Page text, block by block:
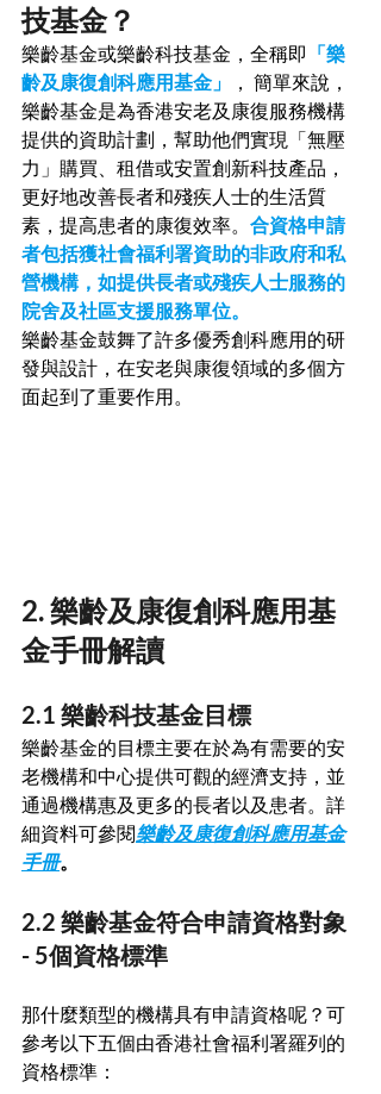
技基金？
樂齡基金或樂齡科技基金，全稱即 「樂
齡及康復創科應用基金」
， 簡單來說，
樂齡基金是為香港安老及康復服務機構
提供的資助計劃，幫助他們實現「無壓
力」購買、租借或安置創新科技產品，
更好地改善長者和殘疾人士的生活質
素，提高患者的康復效率。 合資格申請
者包括獲社會福利署資助的非政府和私
營機構，如提供長者或殘疾人士服務的
院舍及社區支援服務單位。
樂齡基金鼓舞了許多優秀創科應用的研
發與設計，在安老與康復領域的多個方
面起到了重要作用。
2. 樂齡及康復創科應用基
金手冊解讀
2.1 樂齡科技基金目標
樂齡基金的目標主要在於為有需要的安
老機構和中心提供可觀的經濟支持，並
通過機構惠及更多的長者以及患者。詳
細資料可參閱樂齡及康復創科應用基金
手冊。
2.2 樂齡基金符合申請資格對象
- 5個資格標準
那什麼類型的機構具有申請資格呢？可
參考以下五個由香港社會福利署羅列的
資格標準：